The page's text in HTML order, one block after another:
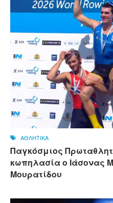
ΑΘΛΗΤΙΚΑ
Παγκόσμιος
κωπηλασία ο Ιάσονας
Μουρατίδου